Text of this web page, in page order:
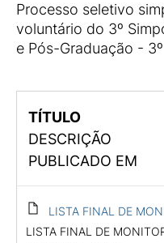
Processo seletivo
voluntário do 3º
e Pós-Graduação -
TÍTULO
DESCRIÇÃO
PUBLICADO EM
LISTA FINAL DE
LISTA FINAL DE